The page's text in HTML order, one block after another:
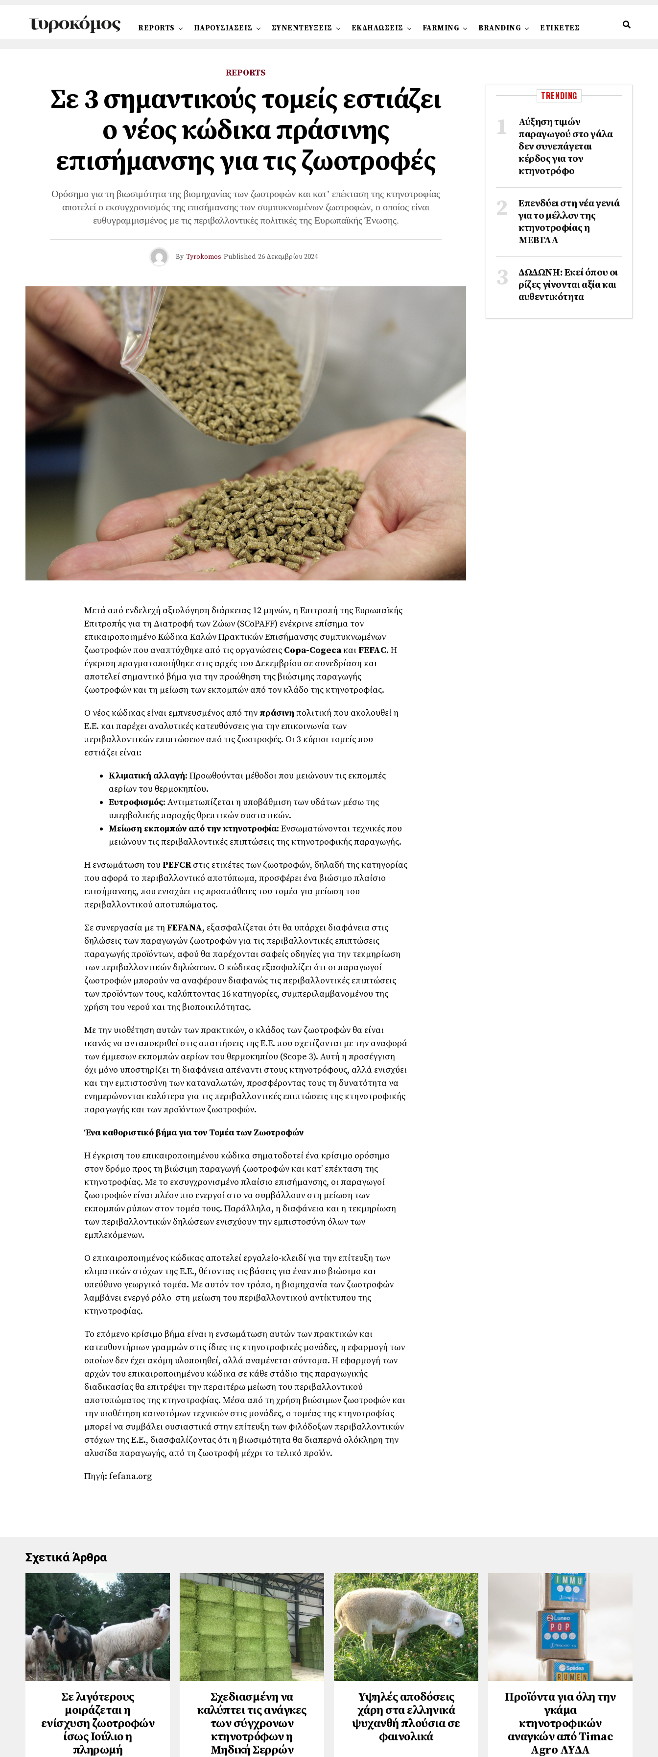
REPORTS ΠΑΡΟΥΣΙΑΣΕΙΣ ΣΥΝΕΝΤΕΥΞΕΙΣ ΕΚΔΗΛΩΣΕΙΣ FARMING BRANDING ΕΤΙΚΕΤΕΣ
REPORTS
Σε 3 σημαντικούς τομείς εστιάζει
ο νέος κώδικα πράσινης
επισήμανσης για τις ζωοτροφές
Ορόσημο για τη βιωσιμότητα της βιομηχανίας των ζωοτροφών και κατ’ επέκταση της κτηνοτροφίας
αποτελεί ο εκσυγχρονισμός της επισήμανσης των συμπυκνωμένων ζωοτροφών, ο οποίος είναι
ευθυγραμμισμένος με τις περιβαλλοντικές πολιτικές της Ευρωπαϊκής Ένωσης.
By Tyrokomos Published 26 Δεκεμβρίου 2024
Μετά από ενδελεχή αξιολόγηση διάρκειας 12 μηνών, η Επιτροπή της Ευρωπαϊκής
Επιτροπής για τη Διατροφή των Ζώων (SCoPAFF) ενέκρινε επίσημα τον
επικαιροποιημένο Κώδικα Καλών Πρακτικών Επισήμανσης συμπυκνωμένων
ζωοτροφών που αναπτύχθηκε από τις οργανώσεις Copa-Cogecaκαι FEFAC. Η
έγκριση πραγματοποιήθηκε στις αρχές του Δεκεμβρίου σε συνεδρίαση και
αποτελεί σημαντικό βήμα για την προώθηση της βιώσιμης παραγωγής
ζωοτροφών και τη μείωση των εκπομπών από τον κλάδο της κτηνοτροφίας.
Ο νέος κώδικας είναι εμπνευσμένος από τηνπράσινη πολιτική που ακολουθεί η
Ε.Ε. και παρέχει αναλυτικές κατευθύνσεις για την επικοινωνία των
περιβαλλοντικών επιπτώσεων από τις ζωοτροφές. Οι 3 κύριοι τομείς που
εστιάζει είναι:
Κλιματική αλλαγή: Προωθούνται μέθοδοι που μειώνουν τις εκπομπές
αερίων του θερμοκηπίου.
Ευτροφισμός: Αντιμετωπίζεται η υποβάθμιση των υδάτων μέσω της
υπερβολικής παροχής θρεπτικών συστατικών.
Μείωση εκπομπών από την κτηνοτροφία: Ενσωματώνονται τεχνικές που
μειώνουν τις περιβαλλοντικές επιπτώσεις της κτηνοτροφικής παραγωγής.
Η ενσωμάτωση του PEFCRστις ετικέτες των ζωοτροφών, δηλαδή της κατηγορίας
που αφορά το περιβαλλοντικό αποτύπωμα, προσφέρει ένα βιώσιμο πλαίσιο
επισήμανσης, που ενισχύει τις προσπάθειες του τομέα για μείωση του
περιβαλλοντικού αποτυπώματος.
Σε συνεργασία με τη FEFANA, εξασφαλίζεται ότι θα υπάρχει διαφάνεια στις
δηλώσεις των παραγωγών ζωοτροφών για τις περιβαλλοντικές επιπτώσεις
παραγωγής προϊόντων, αφού θα παρέχονται σαφείς οδηγίες για την τεκμηρίωση
των περιβαλλοντικών δηλώσεων. Ο κώδικας εξασφαλίζει ότι οι παραγωγοί
ζωοτροφών μπορούν να αναφέρουν διαφανώς τις περιβαλλοντικές επιπτώσεις
των προϊόντων τους, καλύπτοντας 16 κατηγορίες, συμπεριλαμβανομένου της
χρήση του νερού και της βιοποικιλότητας.
Με την υιοθέτηση αυτών των πρακτικών, ο κλάδος των ζωοτροφών θα είναι
ικανός να ανταποκριθεί στις απαιτήσεις της Ε.Ε. που σχετίζονται με την αναφορά
των έμμεσων εκπομπών αερίων του θερμοκηπίου (Scope 3). Αυτή η προσέγγιση
όχι μόνο υποστηρίζει τη διαφάνεια απέναντι στους κτηνοτρόφους, αλλά ενισχύει
και την εμπιστοσύνη των καταναλωτών, προσφέροντας τους τη δυνατότητα να
ενημερώνονται καλύτερα για τις περιβαλλοντικές επιπτώσεις της κτηνοτροφικής
παραγωγής και των προϊόντων ζωοτροφών.
Ένα καθοριστικό βήμα για τον Τομέα των Ζωοτροφών
Η έγκριση του επικαιροποιημένου κώδικα σηματοδοτεί ένα κρίσιμο ορόσημο
στον δρόμο προς τη βιώσιμη παραγωγή ζωοτροφών και κατ’ επέκταση της
κτηνοτροφίας. Με το εκσυγχρονισμένο πλαίσιο επισήμανσης, οι παραγωγοί
ζωοτροφών είναι πλέον πιο ενεργοί στο να συμβάλλουν στη μείωση των
εκπομπών ρύπων στον τομέα τους. Παράλληλα, η διαφάνεια και η τεκμηρίωση
των περιβαλλοντικών δηλώσεων ενισχύουν την εμπιστοσύνη όλων των
εμπλεκόμενων.
Ο επικαιροποιημένος κώδικας αποτελεί εργαλείο-κλειδί για την επίτευξη των
κλιματικών στόχων της Ε.Ε., θέτοντας τις βάσεις για έναν πιο βιώσιμο και
υπεύθυνο γεωργικό τομέα. Με αυτόν τον τρόπο, η βιομηχανία των ζωοτροφών
λαμβάνει ενεργό ρόλο στη μείωση του περιβαλλοντικού αντίκτυπου της
κτηνοτροφίας.
Το επόμενο κρίσιμο βήμα είναι η ενσωμάτωση αυτών των πρακτικών και
κατευθυντήριων γραμμών στις ίδιες τις κτηνοτροφικές μονάδες, η εφαρμογή των
οποίων δεν έχει ακόμη υλοποιηθεί, αλλά αναμένεται σύντομα. Η εφαρμογή των
αρχών του επικαιροποιημένου κώδικα σε κάθε στάδιο της παραγωγικής
διαδικασίας θα επιτρέψει την περαιτέρω μείωση του περιβαλλοντικού
αποτυπώματος της κτηνοτροφίας. Μέσα από τη χρήση βιώσιμων ζωοτροφών και
την υιοθέτηση καινοτόμων τεχνικών στις μονάδες, ο τομέας της κτηνοτροφίας
μπορεί να συμβάλει ουσιαστικά στην επίτευξη των φιλόδοξων περιβαλλοντικών
στόχων της Ε.Ε., διασφαλίζοντας ότι η βιωσιμότητα θα διαπερνά ολόκληρη την
αλυσίδα παραγωγής, από τη ζωοτροφή μέχρι το τελικό προϊόν.
Πηγή: fefana.org
TRENDING
Αύξηση τιμών
παραγωγού στο γάλα
δεν συνεπάγεται
κέρδος για τον
κτηνοτρόφο
Επενδύει στη νέα γενιά
για το μέλλον της
κτηνοτροφίας η
ΜΕΒΓΑΛ
ΔΩΔΩΝΗ: Εκεί όπου οι
ρίζες γίνονται αξία και
αυθεντικότητα
Σχετικά Άρθρα
Σε λιγότερους
μοιράζεται η
ενίσχυση ζωοτροφών
ίσως Ιούλιο η
πληρωμή
Σχεδιασμένη να
καλύπτει τις ανάγκες
των σύγχρονων
κτηνοτρόφων η
Μηδική Σερρών
Υψηλές αποδόσεις
χάρη στα ελληνικά
ψυχανθή πλούσια σε
φαινολικά
Προϊόντα για όλη την
γκάμα
κτηνοτροφικών
αναγκών από Timac
Agro ΛΥΔΑ